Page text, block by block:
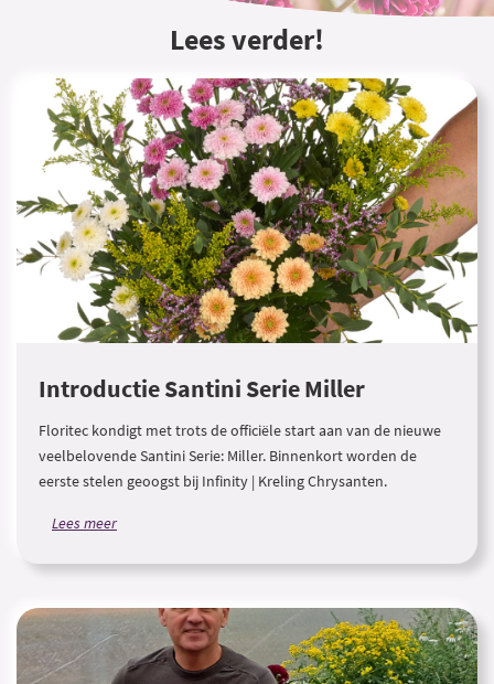
Lees verder!
Introductie Santini Serie Miller
Floritec kondigt met trots de officiële start aan van de nieuwe
veelbelovende Santini Serie: Miller. Binnenkort worden de
eerste stelen geoogst bij Infinity | Kreling Chrysanten.
Lees meer